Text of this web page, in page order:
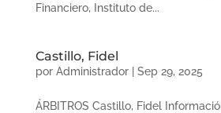
Financiero, Instituto de...
Castillo, Fidel
por Administrador| Sep 29, 2025
ÁRBITROS Castillo, Fidel